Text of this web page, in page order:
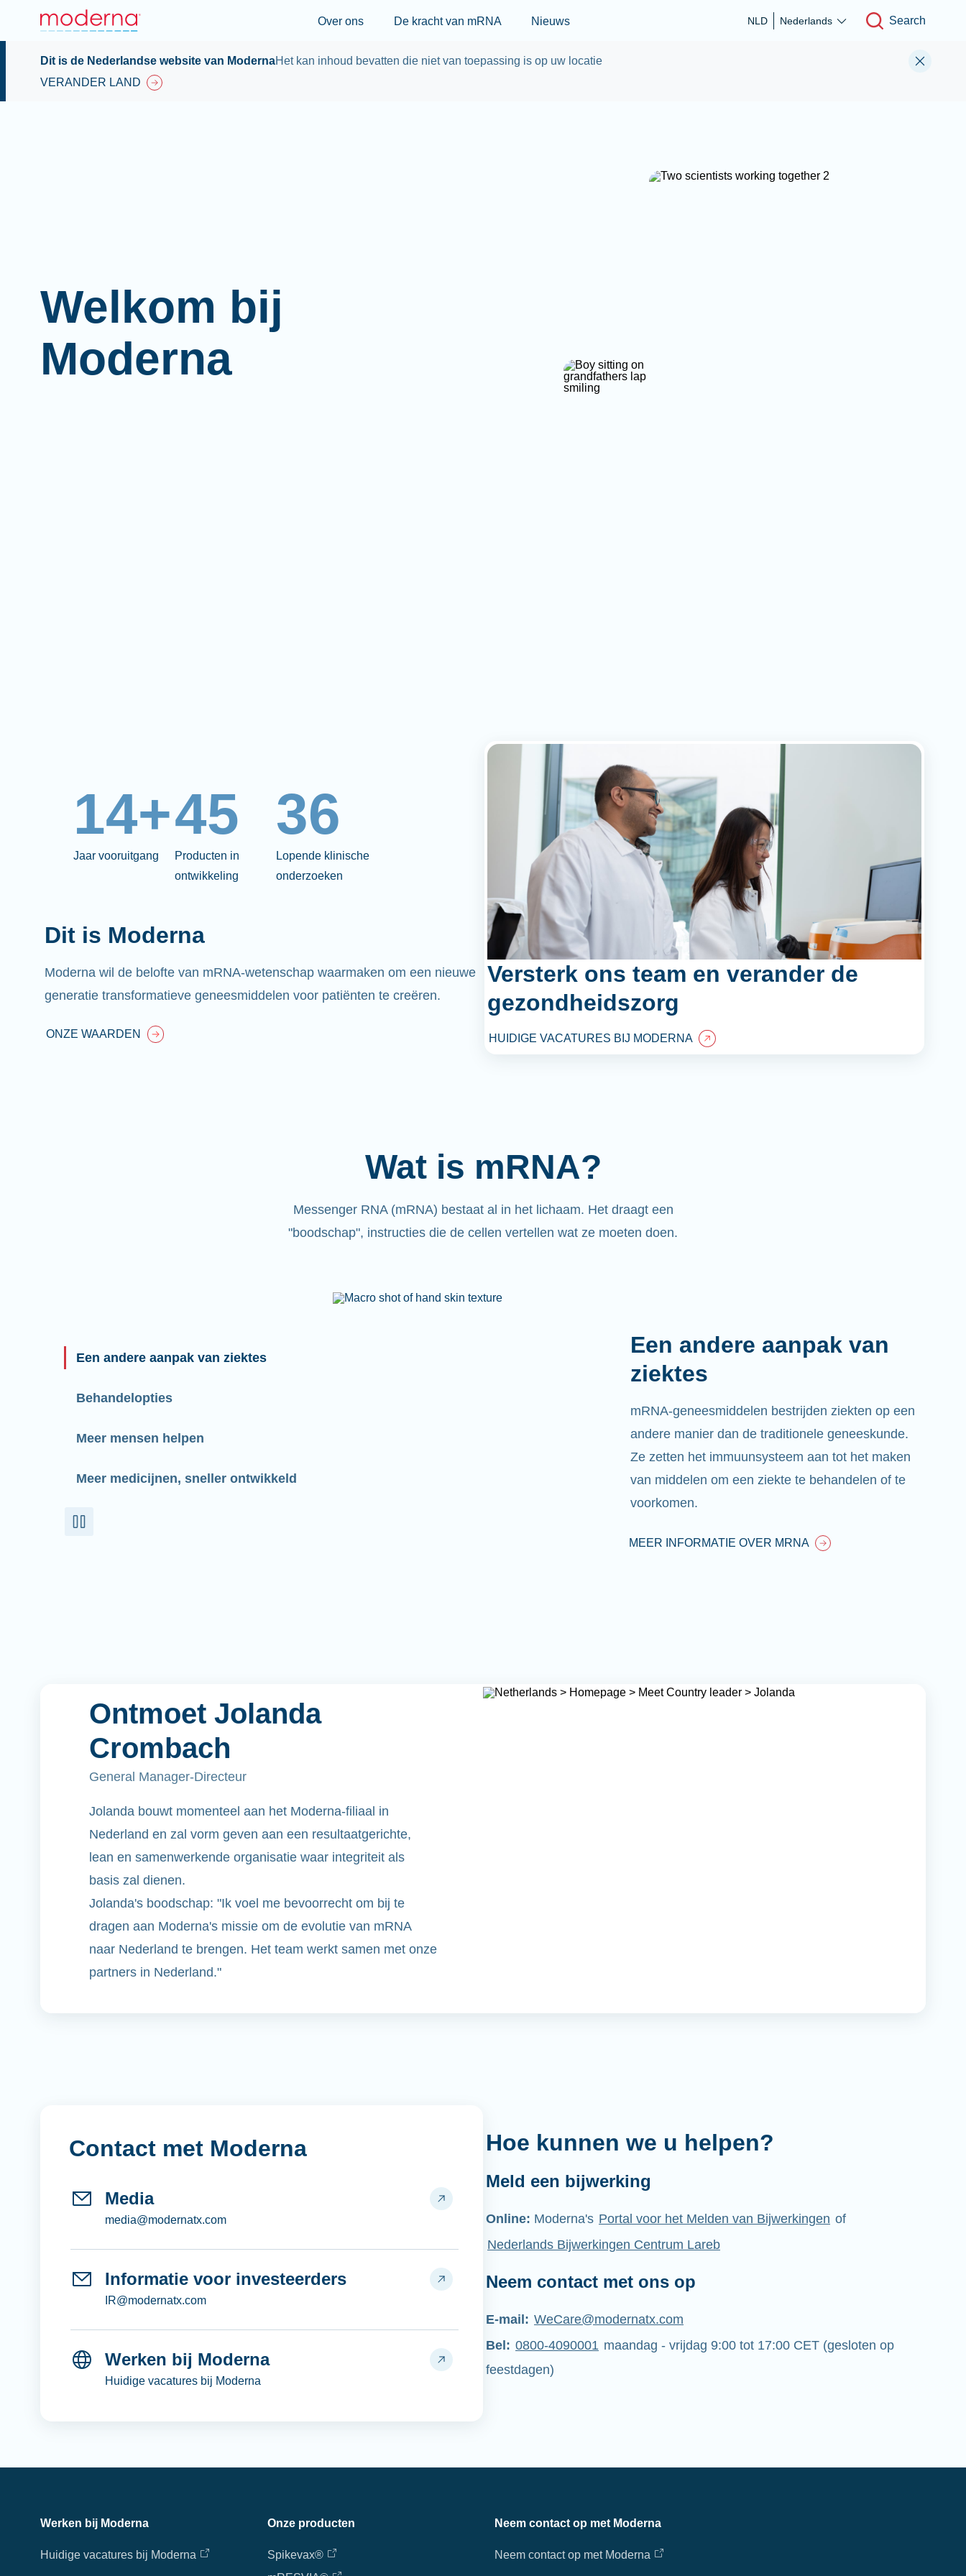
Skip to main content
Over ons De kracht van mRNA Nieuws NLD Nederlands Search
Dit is de Nederlandse website van ModernaHet kan inhoud bevatten die niet van toepassing is op uw locatie
VERANDER LAND
Welkom bij
Moderna
14+
Jaar vooruitgang
45
Producten in
ontwikkeling
36
Lopende klinische
onderzoeken
Dit is Moderna
Moderna wil de belofte van mRNA-wetenschap waarmaken om een nieuwe
generatie transformatieve geneesmiddelen voor patiënten te creëren.
ONZE WAARDEN
Versterk ons team en verander de
gezondheidszorg
HUIDIGE VACATURES BIJ MODERNA
Wat is mRNA?
Messenger RNA (mRNA) bestaat al in het lichaam. Het draagt een
"boodschap", instructies die de cellen vertellen wat ze moeten doen.
Een andere aanpak van ziektes
Behandelopties
Meer mensen helpen
Meer medicijnen, sneller ontwikkeld
Een andere aanpak van
ziektes
mRNA-geneesmiddelen bestrijden ziekten op een
andere manier dan de traditionele geneeskunde.
Ze zetten het immuunsysteem aan tot het maken
van middelen om een ziekte te behandelen of te
voorkomen.
MEER INFORMATIE OVER MRNA
Ontmoet Jolanda
Crombach
General Manager-Directeur
Jolanda bouwt momenteel aan het Moderna-filiaal in
Nederland en zal vorm geven aan een resultaatgerichte,
lean en samenwerkende organisatie waar integriteit als
basis zal dienen.
Jolanda's boodschap: "Ik voel me bevoorrecht om bij te
dragen aan Moderna's missie om de evolutie van mRNA
naar Nederland te brengen. Het team werkt samen met onze
partners in Nederland."
Contact met Moderna
Media
media@modernatx.com
Informatie voor investeerders
IR@modernatx.com
Werken bij Moderna
Huidige vacatures bij Moderna
Hoe kunnen we u helpen?
Meld een bijwerking
Online: Moderna's Portal voor het Melden van Bijwerkingen of
Nederlands Bijwerkingen Centrum Lareb
Neem contact met ons op
E-mail: WeCare@modernatx.com
Bel: 0800-4090001 maandag - vrijdag 9:00 tot 17:00 CET (gesloten op
feestdagen)
Werken bij Moderna
Huidige vacatures bij Moderna
Onze producten
Spikevax®
Neem contact op met Moderna
Neem contact op met Moderna